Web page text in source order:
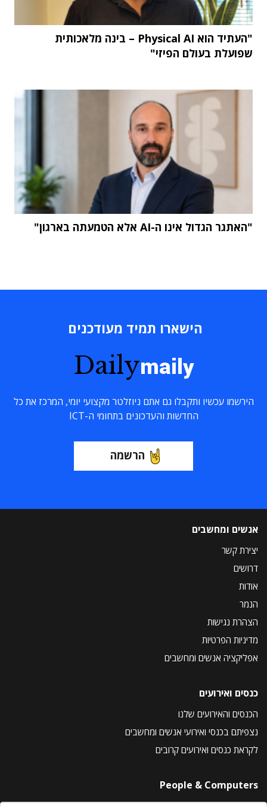
"העתיד הוא Physical AI – בינה מלאכותית
שפועלת בעולם הפיזי"
"האתגר הגדול אינו ה-AI אלא הטמעתה בארגון"
הישארו תמיד מעודכנים
Dailymaily
הירשמו עכשיו ותקבלו גם אתם ניוזלטר מקצועי יומי, המרכז את כל
החדשות והעדכונים בתחומי ה-ICT
הרשמה
אנשים ומחשבים
יצירת קשר
דרושים
אודות
הנמר
הצהרת נגישות
מדיניות הפרטיות
אפליקציה אנשים ומחשבים
כנסים ואירועים
הכנסים והאירועים שלנו
נצפיתם בכנסי ואירועי אנשים ומחשבים
לקראת כנסים ואירועים קרובים
People & Computers